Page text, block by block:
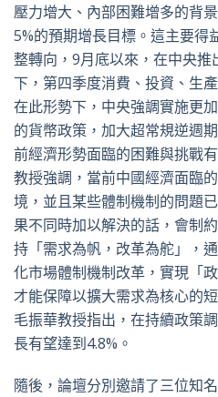
壓力增大、內部困難增多的背
5%的預期增長目標。這主要得
整轉向，9月底以來，在中央
下，第四季度消費、投資、生
在此形勢下，中央強調實施更
的貨幣政策，加大超常規逆週
前經濟形勢面臨的困難與挑戰
教授強調，當前中國經濟面臨
境，並且某些體制機制的問題
果不同時加以解決的話，會制
持「需求為帆，改革為舵」，
化市場體制機制改革，實現「
才能保障以擴大需求為核心的
毛振華教授指出，在持續政策
長有望達到4.8%。
隨後，論壇分別邀請了三位知